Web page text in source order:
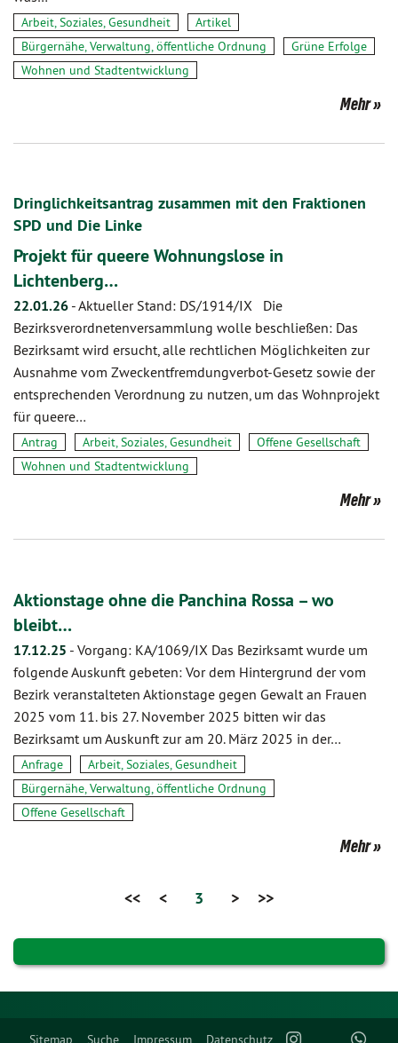
Sitemap Suche Impressum Datenschutz
Arbeit, Soziales, Gesundheit
Artikel
Bürgernähe, Verwaltung, öffentliche Ordnung
Grüne Erfolge
Wohnen und Stadtentwicklung
Mehr
Dringlichkeitsantrag zusammen mit den Fraktionen
SPD und Die Linke
Projekt für queere Wohnungslose in
Lichtenberg…
22.01.26 -Aktueller Stand: DS/1914/IX Die
Bezirksverordnetenversammlung wolle beschließen: Das
Bezirksamt wird ersucht, alle rechtlichen Möglichkeiten zur
Ausnahme vom Zweckentfremdungverbot-Gesetz sowie der
entsprechenden Verordnung zu nutzen, um das Wohnprojekt
für queere…
Antrag Arbeit, Soziales, Gesundheit
Offene Gesellschaft
Wohnen und Stadtentwicklung
Mehr
Aktionstage ohne die Panchina Rossa – wo
bleibt…
17.12.25 - Vorgang: KA/1069/IX Das Bezirksamt wurde um
folgende Auskunft gebeten: Vor dem Hintergrund der vom
Bezirk veranstalteten Aktionstage gegen Gewalt an Frauen
2025 vom 11. bis 27. November 2025 bitten wir das
Bezirksamt um Auskunft zur am 20. März 2025 in der…
Anfrage
Arbeit, Soziales, Gesundheit
Bürgernähe, Verwaltung, öffentliche Ordnung
Offene Gesellschaft
Mehr
<< < 3 > >>